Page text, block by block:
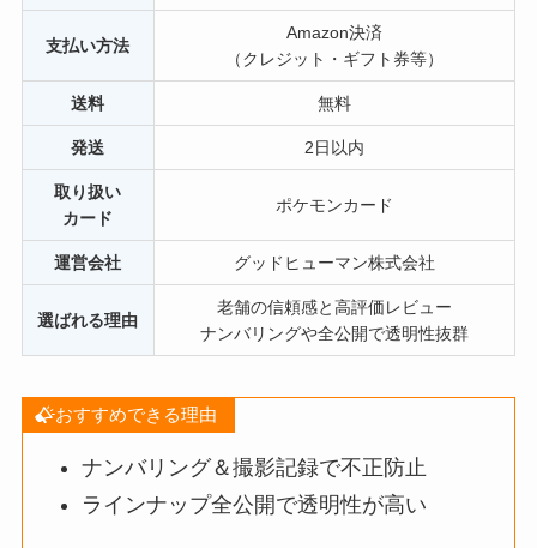
支払い方法
Amazon決済
（クレジット・ギフト券等）
送料 無料
発送 2日以内
取り扱い
カード
ポケモンカード
運営会社 グッドヒューマン株式会社
選ばれる理由
老舗の信頼感と高評価レビュー
ナンバリングや全公開で透明性抜群
おすすめできる理由
ナンバリング＆撮影記録で不正防止
ラインナップ全公開で透明性が高い